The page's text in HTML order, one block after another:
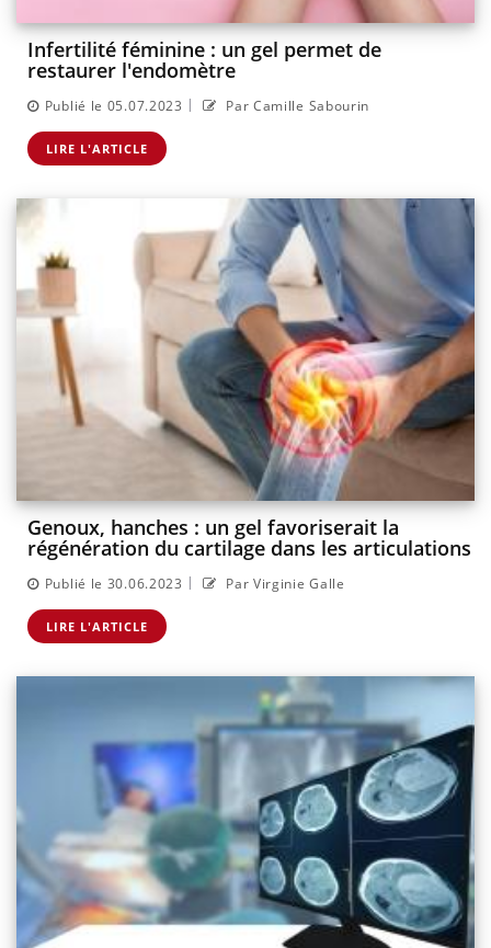
Infertilité féminine : un gel permet de
restaurer l'endomètre
Publié le 05.07.2023 | Par Camille Sabourin
LIRE L'ARTICLE
Genoux, hanches : un gel favoriserait la
régénération du cartilage dans les articulations
Publié le 30.06.2023 | Par Virginie Galle
LIRE L'ARTICLE